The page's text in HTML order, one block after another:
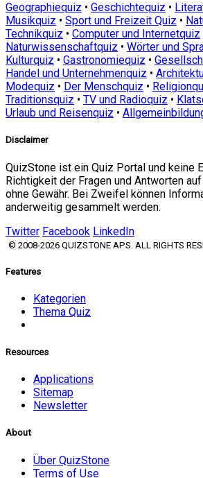
Geographiequiz • Geschichtequiz •
Musikquiz • Sport und Freizeit Quiz •
Technikquiz • Computer und Internetquiz
Naturwissenschaftquiz • Wörter und
Kulturquiz • Gastronomiequiz •
Handel und Unternehmenquiz •
Modequiz • Der Menschquiz •
Traditionsquiz • TV und Radioquiz •
Urlaub und Reisenquiz •
Disclaimer
QuizStone ist ein Quiz Portal und keine
Richtigkeit der Fragen und Antworten
ohne Gewähr. Bei Zweifel können
anderweitig gesammelt werden.
Twitter Facebook LinkedIn
© 2008-2026 QUIZSTONE APS. ALL RIGHTS
Features
Kategorien
Thema Quiz
Resources
Applications
Sitemap
Newsletter
About
Über QuizStone
Terms of Use